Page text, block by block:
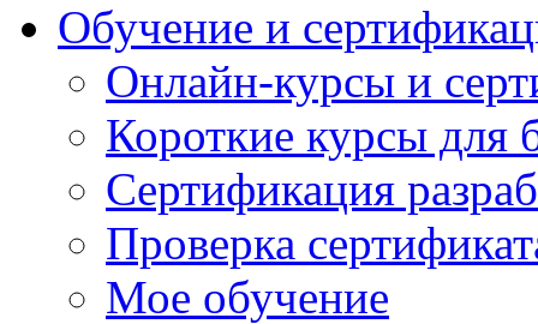
Обучение и
Онлайн-курсы и
Короткие курсы для
Сертификация
Проверка
Мое обучение